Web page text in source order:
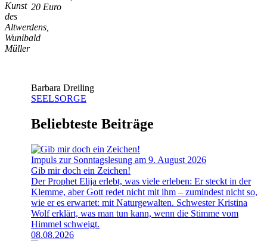
20 Euro
Barbara Dreiling
SEELSORGE
Beliebteste Beiträge
Impuls zur Sonntagslesung am 9. August 2026
Gib mir doch ein Zeichen!
Der Prophet Elija erlebt, was viele erleben: Er steckt in der
Klemme, aber Gott redet nicht mit ihm – zumindest nicht so,
wie er es erwartet: mit Naturgewalten. Schwester Kristina
Wolf erklärt, was man tun kann, wenn die Stimme vom
Himmel schweigt.
08.08.2026